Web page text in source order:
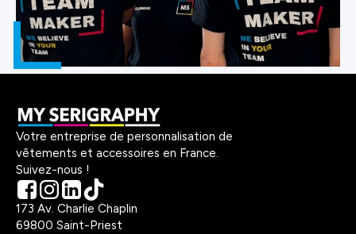
Votre entreprise de personnalisation de
vêtements et accessoires en France.
Suivez-nous !
173 Av. Charlie Chaplin
69800 Saint-Priest